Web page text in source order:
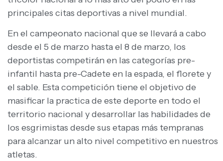
principales citas deportivas a nivel mundial.
En el campeonato nacional que se llevará a cabo
desde el 5 de marzo hasta el 8 de marzo, los
deportistas competirán en las categorías pre-
infantil hasta pre-Cadete en la espada, el florete y
el sable. Esta competición tiene el objetivo de
masificar la practica de este deporte en todo el
territorio nacional y desarrollar las habilidades de
los esgrimistas desde sus etapas más tempranas
para alcanzar un alto nivel competitivo en nuestros
atletas.